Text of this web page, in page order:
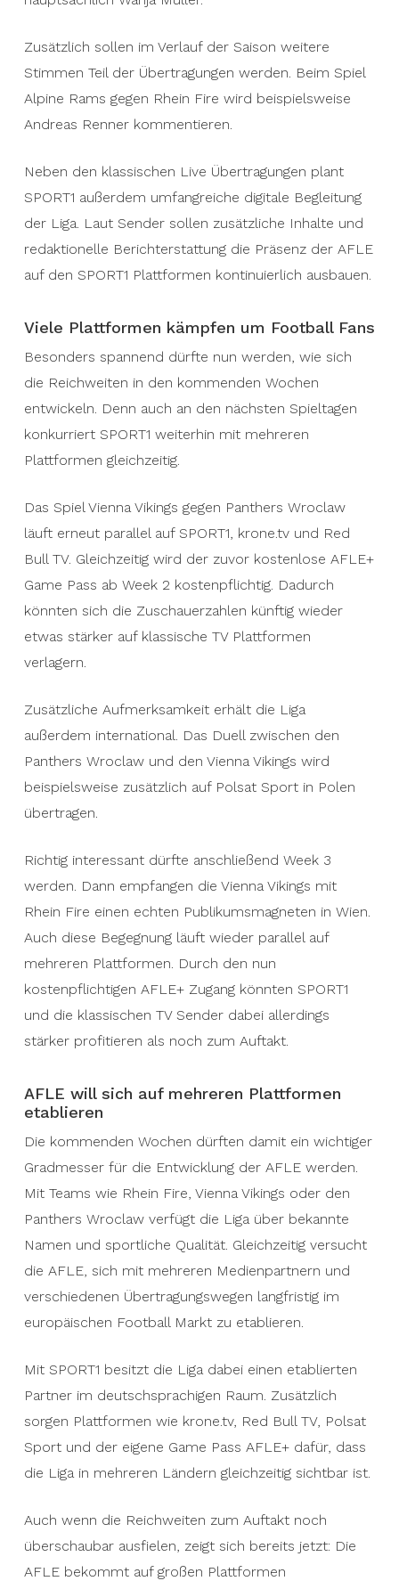
Zusätzlich sollen im Verlauf der Saison weitere
Stimmen Teil der Übertragungen werden. Beim Spiel
Alpine Rams gegen Rhein Fire wird beispielsweise
Andreas Renner kommentieren.
Neben den klassischen Live Übertragungen plant
SPORT1 außerdem umfangreiche digitale Begleitung
der Liga. Laut Sender sollen zusätzliche Inhalte und
redaktionelle Berichterstattung die Präsenz der AFLE
auf den SPORT1 Plattformen kontinuierlich ausbauen.
Viele Plattformen kämpfen um Football Fans
Besonders spannend dürfte nun werden, wie sich
die Reichweiten in den kommenden Wochen
entwickeln. Denn auch an den nächsten Spieltagen
konkurriert SPORT1 weiterhin mit mehreren
Plattformen gleichzeitig.
Das Spiel Vienna Vikings gegen Panthers Wroclaw
läuft erneut parallel auf SPORT1, krone.tv und Red
Bull TV. Gleichzeitig wird der zuvor kostenlose AFLE+
Game Pass ab Week 2 kostenpflichtig. Dadurch
könnten sich die Zuschauerzahlen künftig wieder
etwas stärker auf klassische TV Plattformen
verlagern.
Zusätzliche Aufmerksamkeit erhält die Liga
außerdem international. Das Duell zwischen den
Panthers Wroclaw und den Vienna Vikings wird
beispielsweise zusätzlich auf Polsat Sport in Polen
übertragen.
Richtig interessant dürfte anschließend Week 3
werden. Dann empfangen die Vienna Vikings mit
Rhein Fire einen echten Publikumsmagneten in Wien.
Auch diese Begegnung läuft wieder parallel auf
mehreren Plattformen. Durch den nun
kostenpflichtigen AFLE+ Zugang könnten SPORT1
und die klassischen TV Sender dabei allerdings
stärker profitieren als noch zum Auftakt.
AFLE will sich auf mehreren Plattformen
etablieren
Die kommenden Wochen dürften damit ein wichtiger
Gradmesser für die Entwicklung der AFLE werden.
Mit Teams wie Rhein Fire, Vienna Vikings oder den
Panthers Wroclaw verfügt die Liga über bekannte
Namen und sportliche Qualität. Gleichzeitig versucht
die AFLE, sich mit mehreren Medienpartnern und
verschiedenen Übertragungswegen langfristig im
europäischen Football Markt zu etablieren.
Mit SPORT1 besitzt die Liga dabei einen etablierten
Partner im deutschsprachigen Raum. Zusätzlich
sorgen Plattformen wie krone.tv, Red Bull TV, Polsat
Sport und der eigene Game Pass AFLE+ dafür, dass
die Liga in mehreren Ländern gleichzeitig sichtbar ist.
Auch wenn die Reichweiten zum Auftakt noch
überschaubar ausfielen, zeigt sich bereits jetzt: Die
AFLE bekommt auf großen Plattformen